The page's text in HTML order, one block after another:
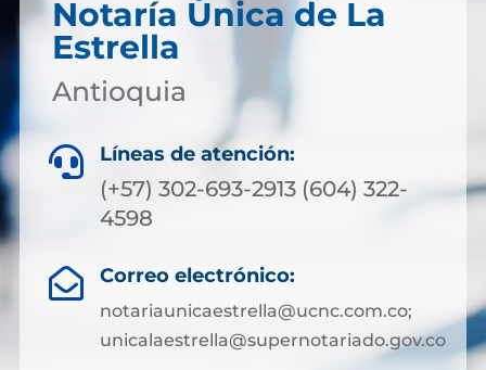
Notaría Única de La
Estrella
Antioquia
 Líneas de atención:
(+57) 302-693-2913 (604) 322-
4598
 Correo electrónico:
notariaunicaestrella@ucnc.com.co;
unicalaestrella@supernotariado.gov.co